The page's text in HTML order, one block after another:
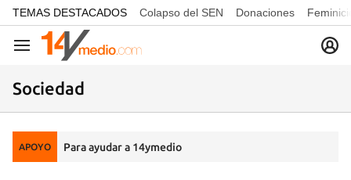
common.go-to-content
TEMAS DESTACADOS Colapso del SEN Donaciones
Navegación
Sociedad
APOYO Para ayudar a 14ymedio